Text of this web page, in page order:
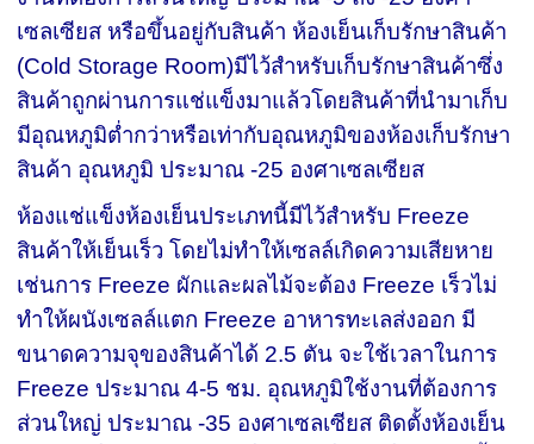
เซลเซียส หรือขึ้นอยู่กับสินค้า ห้องเย็นเก็บรักษาสินค้า
(Cold Storage Room)มีไว้สำหรับเก็บรักษาสินค้าซึ่ง
สินค้าถูกผ่านการแช่แข็งมาแล้วโดยสินค้าที่นำมาเก็บ
มีอุณหภูมิต่ำกว่าหรือเท่ากับอุณหภูมิของห้องเก็บรักษา
สินค้า อุณหภูมิ ประมาณ -25 องศาเซลเซียส
ห้องแช่แข็งห้องเย็นประเภทนี้มีไว้สำหรับ Freeze
สินค้าให้เย็นเร็ว โดยไม่ทำให้เซลล์เกิดความเสียหาย
เช่นการ Freeze ผักและผลไม้จะต้อง Freeze เร็วไม่
ทำให้ผนังเซลล์แตก Freeze อาหารทะเลส่งออก มี
ขนาดความจุของสินค้าได้ 2.5 ตัน จะใช้เวลาในการ
Freeze ประมาณ 4-5 ชม. อุณหภูมิใช้งานที่ต้องการ
ส่วนใหญ่ ประมาณ -35 องศาเซลเซียส ติดตั้งห้องเย็น